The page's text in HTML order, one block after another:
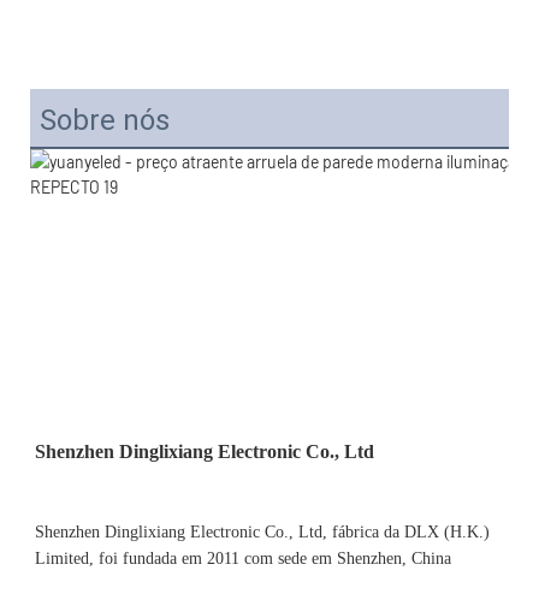
Sobre nós
Shenzhen Dinglixiang Electronic Co., Ltd, fábrica da DLX (H.K.)
Limited, foi fundada em 2011 com sede em Shenzhen, China